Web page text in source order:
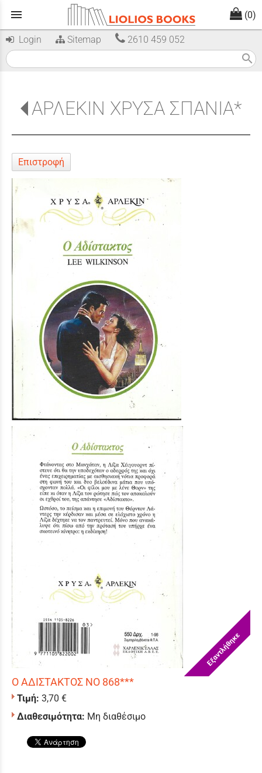
menu (0)
Login Sitemap 2610 459 052
search
ΑΡΛΕΚΙΝ ΧΡΥΣΑ ΣΠΑΝΙΑ*
Επιστροφή
Εξαντλήθηκε
Ο ΑΔΙΣΤΑΚΤΟΣ ΝΟ 868***
Τιμή: 3,70 €
Διαθεσιμότητα: Μη διαθέσιμο